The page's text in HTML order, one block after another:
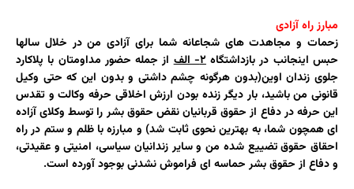
مبارز راه آزادی
زحمات و مجاهدت های شجاعانه شما برای آزادی من در خلال سالها
حبس اینجانب در بازداشتگاه۲- الف
از جمله حضور مداومتان با پلاکارد
جلوی زندان اوین(بدون هرگونه چشم داشتی و بدون این که حتی وکیل
قانونی من باشید، بار دیگر زنده بودن ارزش اخلاقی حرفه وکالت و تقدس
این حرفه در دفاع از حقوق قربانیان نقض حقوق بشر را توسط وکلای آزاده
ای همچون شما، به بهترین نحوی ثابت شد) و مبارزه با ظلم و ستم در راه
احقاق حقوق تضییع شده من و سایر زندانیان سیاسی، امنیتی و عقیدتی،
و دفاع از حقوق بشر حماسه ای فراموش نشدنی بوجود آورده است.